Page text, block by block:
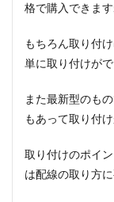
格で購入できます
もちろん取り付
単に取り付けがで
また最新型のも
もあって取り付
取り付けのポイ
は配線の取り方に